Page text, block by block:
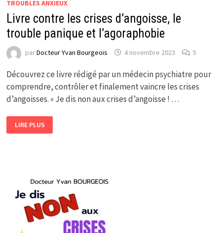
TROUBLES ANXIEUX
Livre contre les crises d’angoisse, le
trouble panique et l’agoraphobie
parDocteur Yvan Bourgeois 4 novembre 2023 5
Découvrez ce livre rédigé par un médecin psychiatre pour
comprendre, contrôler et finalement vaincre les crises
d’angoisses. « Je dis non aux crises d’angoisse ! …
LIVRE
CONTRE
LES
L’AGORAPHOBIE
LIRE PLUS